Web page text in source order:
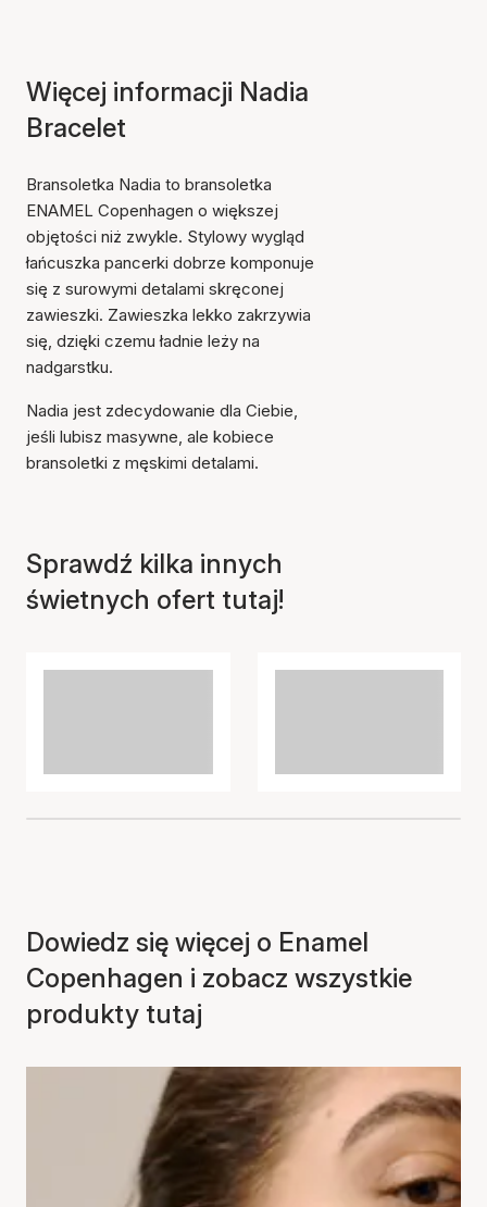
Przedmiot został dodany
Więcej informacji Nadia
Bracelet
Bransoletka Nadia to bransoletka
ENAMEL Copenhagen o większej
objętości niż zwykle. Stylowy wygląd
łańcuszka pancerki dobrze komponuje
się z surowymi detalami skręconej
zawieszki. Zawieszka lekko zakrzywia
się, dzięki czemu ładnie leży na
nadgarstku.
Nadia jest zdecydowanie dla Ciebie,
jeśli lubisz masywne, ale kobiece
bransoletki z męskimi detalami.
Sprawdź kilka innych
świetnych ofert tutaj!
Dowiedz się więcej o Enamel
Copenhagen i zobacz wszystkie
produkty tutaj